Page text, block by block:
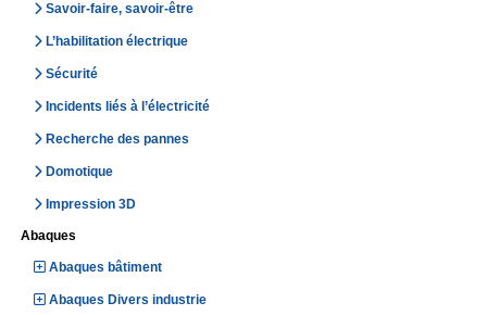
Savoir-faire, savoir-être
L’habilitation électrique
Sécurité
Incidents liés à l’électricité
Recherche des pannes
Domotique
Impression 3D
Abaques
Abaques bâtiment
Abaques Divers industrie